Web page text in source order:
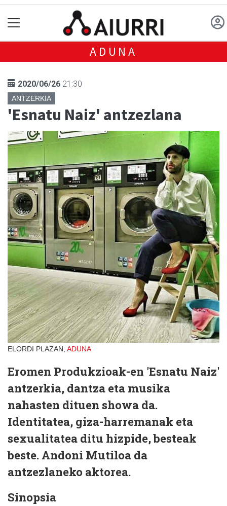
ADUNA
2020/06/26 21:30
ANTZERKIA
'Esnatu Naiz' antzezlana
ELORDI PLAZAN, ADUNA
Eromen Produkzioak-en 'Esnatu Naiz'
antzerkia, dantza eta musika
nahasten dituen showa da.
Identitatea, giza-harremanak eta
sexualitatea ditu hizpide, besteak
beste. Andoni Mutiloa da
antzezlaneko aktorea.
Sinopsia